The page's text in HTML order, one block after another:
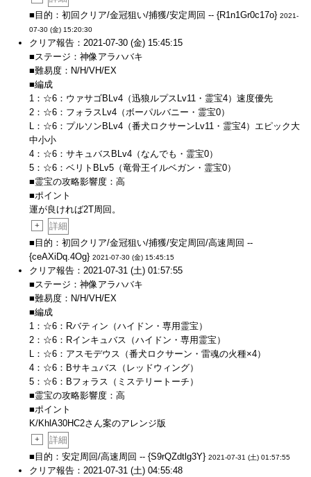
■目的：初回クリア/金冠狙い/捕獲/安定周回 -- {R1n1Gr0c17o} 2021-
07-30 (金) 15:20:30
クリア報告：2021-07-30 (金) 15:45:15
■ステージ：神像アラハバキ
■難易度：N/H/VH/EX
■編成
1：☆6：ウァサゴBLv4（迅狼ルプスLv11・霊宝4）速度優先
2：☆6：フォラスLv4（ボーパルバニー・霊宝0）
L：☆6：プルソンBLv4（番犬ロクサーンLv11・霊宝4）エピック大
中小小
4：☆6：サキュバスBLv4（なんでも・霊宝0）
5：☆6：ベリトBLv5（竜骨王イルベガン・霊宝0）
■霊宝の攻略影響度：高
■ポイント
運が良ければ2T周回。
+
詳細
■目的：初回クリア/金冠狙い/捕獲/安定周回/高速周回 --
{ceAXiDq.4Og} 2021-07-30 (金) 15:45:15
クリア報告：2021-07-31 (土) 01:57:55
■ステージ：神像アラハバキ
■難易度：N/H/VH/EX
■編成
1：☆6：Rバティン（ハイドン・専用霊宝）
2：☆6：Rインキュバス（ハイドン・専用霊宝）
L：☆6：アスモデウス（番犬ロクサーン・雷魂の火種×4）
4：☆6：Bサキュバス（レッドウィング）
5：☆6：Bフォラス（ミステリートーチ）
■霊宝の攻略影響度：高
■ポイント
K/KhlA30HC2さん案のアレンジ版
+
詳細
■目的：安定周回/高速周回 -- {S9rQZdtlg3Y} 2021-07-31 (土) 01:57:55
クリア報告：2021-07-31 (土) 04:55:48